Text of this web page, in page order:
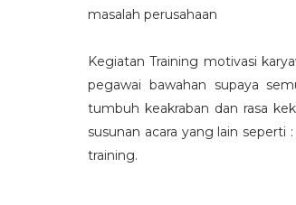
masalah perusahaan
Kegiatan Training motivasi
pegawai bawahan supaya
tumbuh keakraban dan rasa
susunan acara yang lain
training.